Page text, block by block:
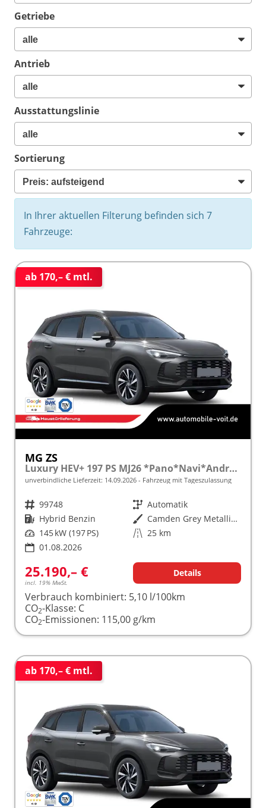
Getriebe
Antrieb
Ausstattungslinie
Sortierung
In Ihrer aktuellen Filterung befinden sich 7
Fahrzeuge:
ab 170,– € mtl.
MG ZS
Luxury HEV+ 197 PS MJ26 *Pano*Navi*Android Auto*SHZ*360°*Kunstleder*Klimaauto*ACC
unverbindliche Lieferzeit: 14.09.2026 Fahrzeug mit Tageszulassung
Fahrzeugnr. 99748 Getriebe Automatik
Kraftstoff Hybrid Benzin Außenfarbe
Camden Grey Metallic [PAG]
Leistung 145 kW (197 PS) Kilometerstand 25 km
01.08.2026
25.190,– €
incl. 19% MwSt.
Details
Verbrauch kombiniert: 5,10 l/100km
CO2-Klasse: C
CO2-Emissionen: 115,00 g/km
ab 170,– € mtl.